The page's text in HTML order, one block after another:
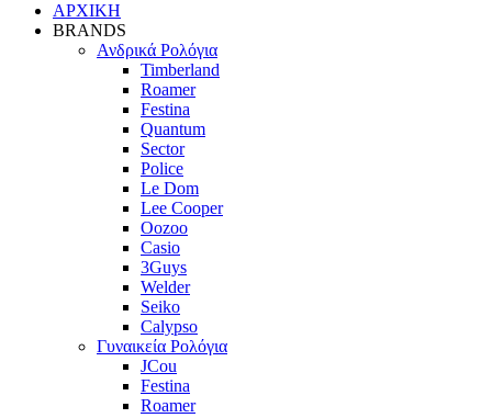
ΑΡΧΙΚΗ
BRANDS
Ανδρικά Ρολόγια
Timberland
Roamer
Festina
Quantum
Sector
Police
Le Dom
Lee Cooper
Oozoo
Casio
3Guys
Welder
Seiko
Calypso
Γυναικεία Ρολόγια
JCou
Festina
Roamer